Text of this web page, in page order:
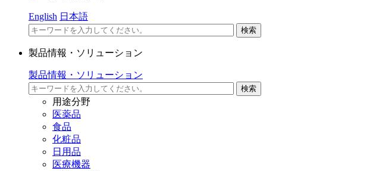
English 日本語
製品情報・ソリューション
製品情報・ソリューション
用途分野
医薬品
食品
化粧品
日用品
医療機器